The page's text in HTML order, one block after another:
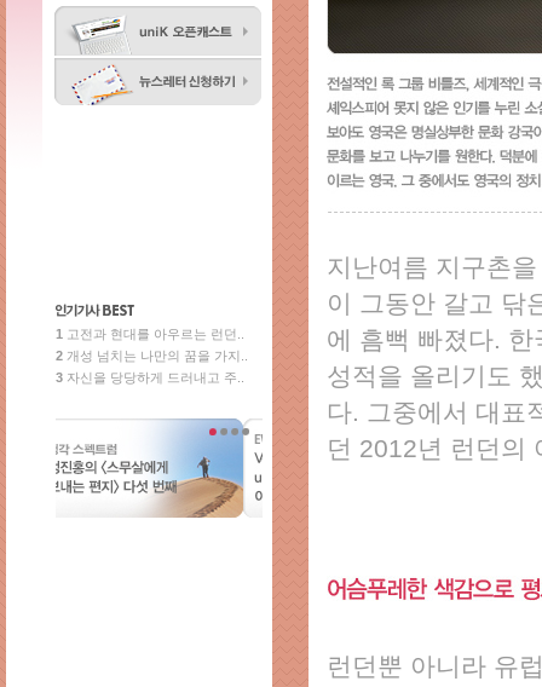
1 고전과 현대를 아우르는 런던..
2개성 넘치는 나만의 꿈을 가지..
3자신을 당당하게 드러내고 주..
지난여름 지구촌
이 그동안 갈고 닦
에 흠뻑 빠졌다.
성적을 올리기도
다. 그중에서 대표
던 2012년 런던의
런던뿐 아니라 유